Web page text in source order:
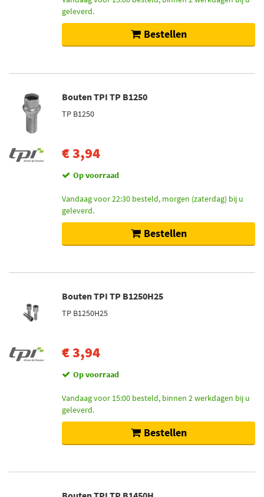
geleverd.
Bestellen
Bouten TPI TP B1250
TP B1250
€ 3,94
Op voorraad
Vandaag voor 22:30 besteld, morgen (zaterdag) bij u
geleverd.
Bestellen
Bouten TPI TP B1250H25
TP B1250H25
€ 3,94
Op voorraad
Vandaag voor 15:00 besteld, binnen 2 werkdagen bij u
geleverd.
Bestellen